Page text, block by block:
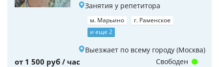
Занятия у репетитора
м. Марьино
г. Раменское
и еще 2
Выезжает по всему городу (Москва)
от 1 500 руб / час Свободен